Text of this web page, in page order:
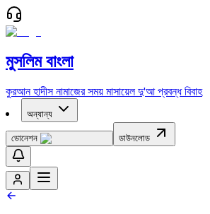
মুসলিম বাংলা
কুরআন হাদীস নামাজের সময় মাসায়েল দু'আ প্রবন্ধ বিবাহ
অন্যান্য
ডোনেশন ডাউনলোড